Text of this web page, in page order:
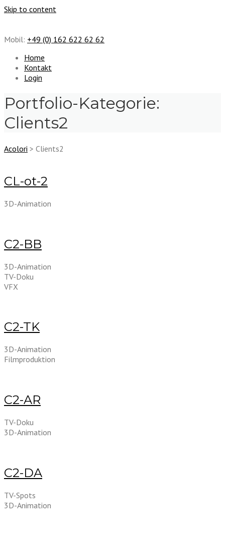
Skip to content
Mobil: +49 (0) 162 622 62 62
Home
Kontakt
Login
Portfolio-Kategorie:
Clients2
Acolori > Clients2
CL-ot-2
3D-Animation
C2-BB
3D-Animation
TV-Doku
VFX
C2-TK
3D-Animation
Filmproduktion
C2-AR
TV-Doku
3D-Animation
C2-DA
TV-Spots
3D-Animation